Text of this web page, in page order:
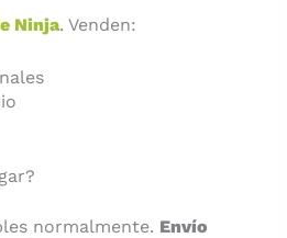
Ninja. Venden:
normalmente. Envío